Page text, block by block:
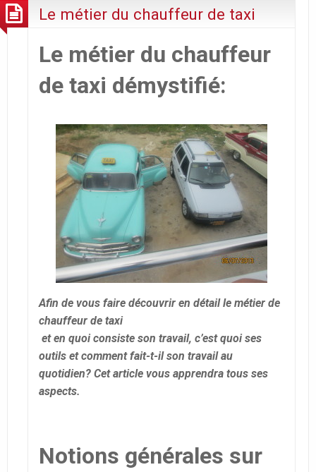
Le métier du chauffeur de taxi
Le métier du chauffeur
de taxi démystifié:
Afin de vous faire découvrir en détail le métier de
chauffeur de taxi
et en quoi consiste son travail, c’est quoi ses
outils et comment fait-t-il son travail au
quotidien? Cet article vous apprendra tous ses
aspects.
Notions générales sur